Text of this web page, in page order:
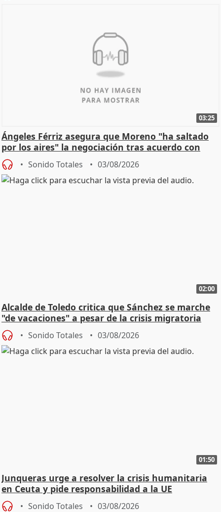
03:25
Ángeles Férriz asegura que Moreno "ha saltado
por los aires" la negociación tras acuerdo con
SMA
Sonido Totales 03/08/2026
02:00
Alcalde de Toledo critica que Sánchez se marche
"de vacaciones" a pesar de la crisis migratoria
Sonido Totales 03/08/2026
01:50
Junqueras urge a resolver la crisis humanitaria
en Ceuta y pide responsabilidad a la UE
Sonido Totales 03/08/2026